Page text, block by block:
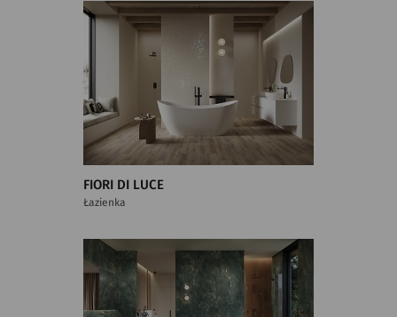
FIORI DI LUCE
Łazienka